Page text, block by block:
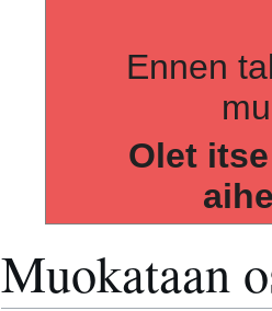
Ennen
Olet
Muokataan